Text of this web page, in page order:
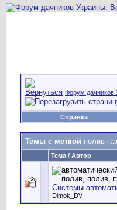
Форум дачников
Справка
Темы с меткой полив
Тема / Автор
Системы
Dimok_DV